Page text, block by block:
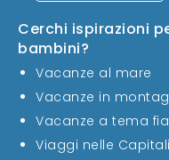
Cerchi ispirazioni
bambini?
Vacanze al mare
Vacanze in
Vacanze a tema
Viaggi nelle